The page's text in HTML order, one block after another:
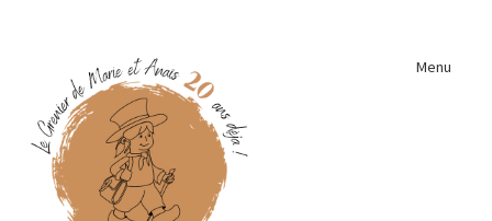
navigation
contenu
Menu